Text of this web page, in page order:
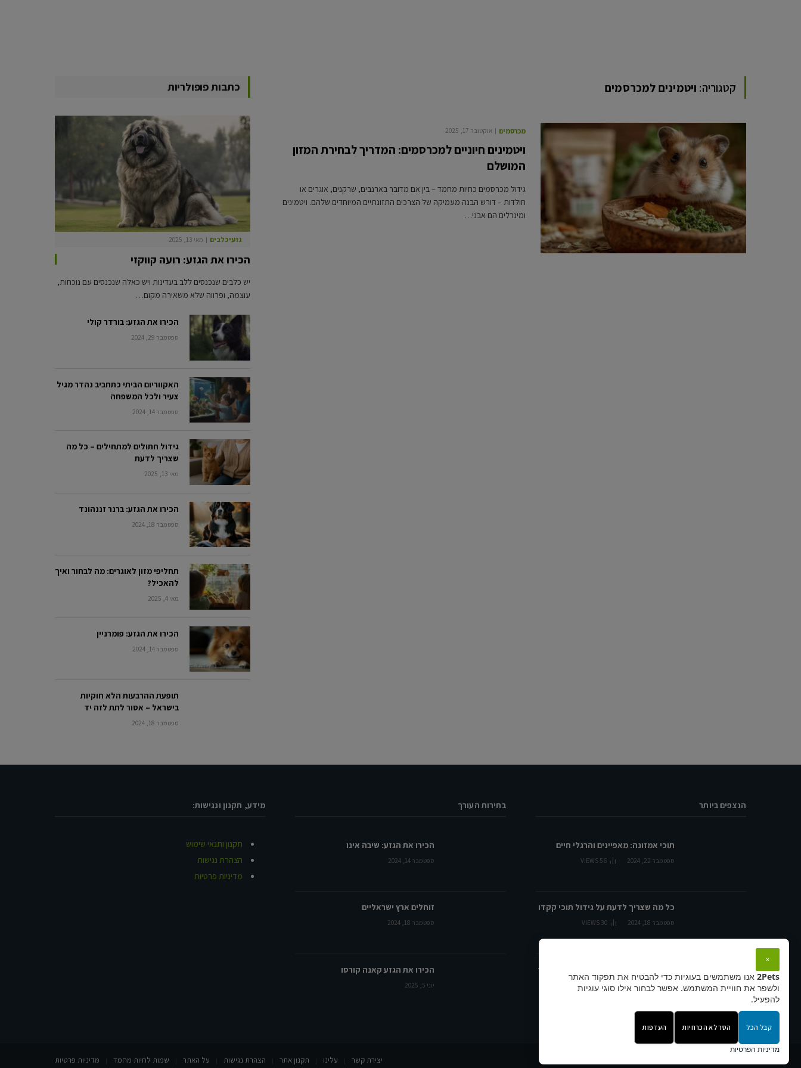
קטגוריה: ויטמינים למכרסמים
מכרסמים אוקטובר 17, 2025
ויטמינים חיוניים למכרסמים: המדריך לבחירת המזון
המושלם
גידול מכרסמים כחיות מחמד – בין אם מדובר בארנבים, שרקנים, אוגרים או
חולדות – דורש הבנה מעמיקה של הצרכים התזונתיים המיוחדים שלהם. ויטמינים
ומינרלים הם אבני…
כתבות פופולריות
גזעי כלבים מאי 13, 2025
הכירו את הגזע: רועה קווקזי
יש כלבים שנכנסים ללב בעדינות ויש כאלה שנכנסים עם נוכחות,
עוצמה, ופרווה שלא משאירה מקום…
הכירו את הגזע: בורדר קולי
ספטמבר 29, 2024
האקווריום הביתי כתחביב נהדר מגיל
צעיר ולכל המשפחה
ספטמבר 14, 2024
גידול חתולים למתחילים – כל מה
שצריך לדעת
מאי 13, 2025
הכירו את הגזע: ברנר זננהונד
ספטמבר 18, 2024
תחליפי מזון לאוגרים: מה לבחור ואיך
להאכיל?
מאי 4, 2025
הכירו את הגזע: פומרניין
ספטמבר 14, 2024
תופעת ההרבעות הלא חוקיות
בישראל – אסור לתת לזה יד
ספטמבר 18, 2024
הנצפים ביותר
תוכי אמזונה: מאפיינים והרגלי חיים
ספטמבר 22, 2024 56
VIEWS
כל מה שצריך לדעת על גידול תוכי קקדו
ספטמבר 18, 2024 30
VIEWS
תזונה מומלצת לאיגואנות: כל מה שצריך
לדעת
בחירות העורך
הכירו את הגזע: שיבה אינו
ספטמבר 14, 2024
זוחלים ארץ ישראליים
ספטמבר 18, 2024
הכירו את הגזע קאנה קורסו
יוני 5, 2025
מידע, תקנון ונגישות:
תקנון ותנאי שימוש
הצהרת נגישות
מדיניות פרטיות
יצירת קשר עלינו תקנון אתר הצהרת נגישות על האתר שמות לחיות מחמד מדיניות פרטיות
×
2Pets אנו משתמשים בעוגיות כדי להבטיח את תפקוד האתר
ולשפר את חוויית המשתמש. אפשר לבחור אילו סוגי עוגיות
להפעיל.
קבל הכל הסר לא הכרחיות העדפות
מדיניות הפרטיות